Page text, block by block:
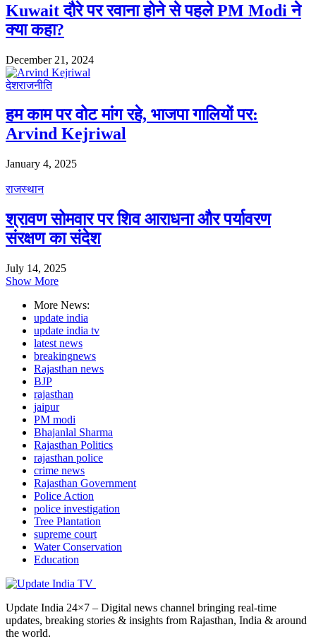
Kuwait दौरे पर रवाना होने से पहले PM Modi ने
क्या कहा?
December 21, 2024
देशराजनीति
हम काम पर वोट मांग रहे, भाजपा गालियों पर:
Arvind Kejriwal
January 4, 2025
राजस्थान
श्रावण सोमवार पर शिव आराधना और पर्यावरण
संरक्षण का संदेश
July 14, 2025
Show More
More News:
update india
update india tv
latest news
breakingnews
Rajasthan news
BJP
rajasthan
jaipur
PM modi
Bhajanlal Sharma
Rajasthan Politics
rajasthan police
crime news
Rajasthan Government
Police Action
police investigation
Tree Plantation
supreme court
Water Conservation
Education
Update India 24×7 – Digital news channel bringing real-time
updates, breaking stories & insights from Rajasthan, India & around
the world.